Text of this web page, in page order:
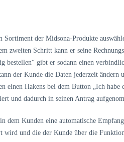
Sortiment der Midsona-Produkte
zweiten Schritt kann er seine
bestellen“ gibt er sodann einen
der Kunde die Daten jederzeit ändern
einen Hakens bei dem Button „Ich
und dadurch in seinen Antrag
dem Kunden eine automatische
wird und die der Kunde über die